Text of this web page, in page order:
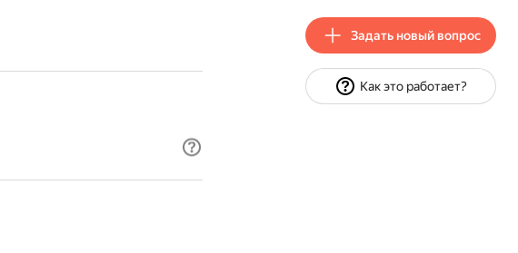
Задать новый вопрос
Как это работает?